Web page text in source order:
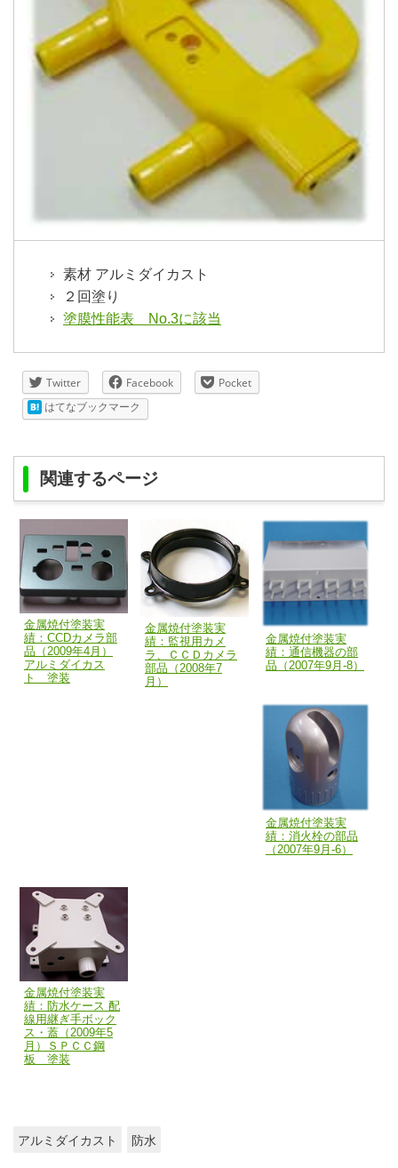
素材 アルミダイカスト
２回塗り
塗膜性能表 No.3に該当
Twitter Facebook
Pocket
はてなブックマーク
関連するページ
金属焼付塗装実
績：CCDカメラ部
品（2009年4月）
アルミダイカス
ト 塗装
金属焼付塗装実
績：監視用カメ
ラ、ＣＣＤカメラ
部品（2008年7
月）
金属焼付塗装実
績：通信機器の部
品（2007年9月-8）
金属焼付塗装実
績：消火栓の部品
（2007年9月-6）
金属焼付塗装実
績：防水ケース 配
線用継ぎ手ボック
ス・蓋（2009年5
月）ＳＰＣＣ鋼
板 塗装
アルミダイカスト 防水